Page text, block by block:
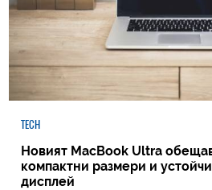
TECH
Новият MacBook Ultra
компактни размери и
дисплей